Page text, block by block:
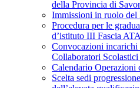
della Provincia di
Immissioni in ruolo del
Procedura per le
d’istituto III Fascia
Convocazioni
Collaboratori
Calendario Operazioni
Scelta sedi